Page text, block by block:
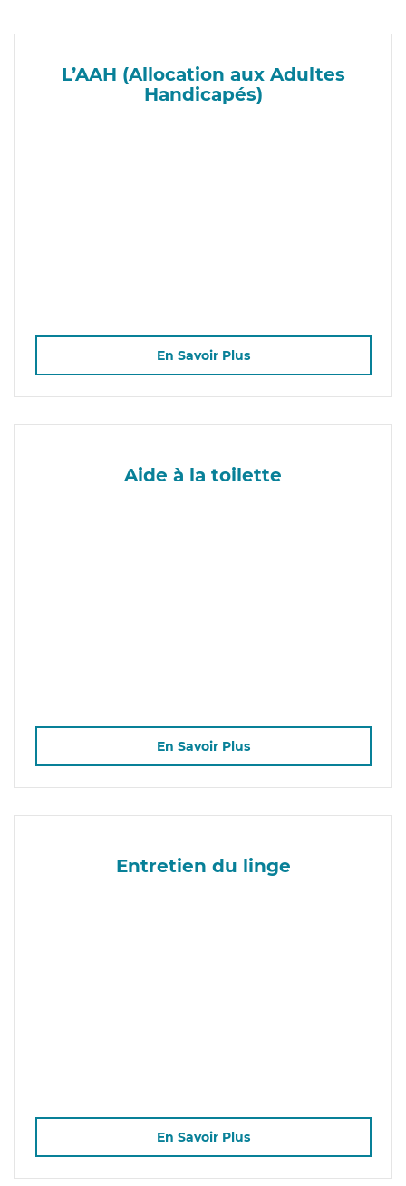
L’AAH (Allocation aux Adultes
Handicapés)
En Savoir Plus
Aide à la toilette
En Savoir Plus
Entretien du linge
En Savoir Plus